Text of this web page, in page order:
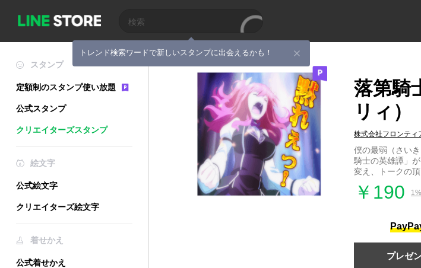
トレンド検索ワードで新しいスタンプに出会えるかも！
スタンプ
定額制のスタンプ使い放題
公式スタンプ
クリエイターズスタンプ
絵文字
公式絵文字
クリエイターズ絵文字
着せかえ
公式着せかえ
落第騎
リィ）
株式会社フロンティ
僕の最弱（さい
騎士の英雄譚」
変え、トークの
￥190
プレゼ